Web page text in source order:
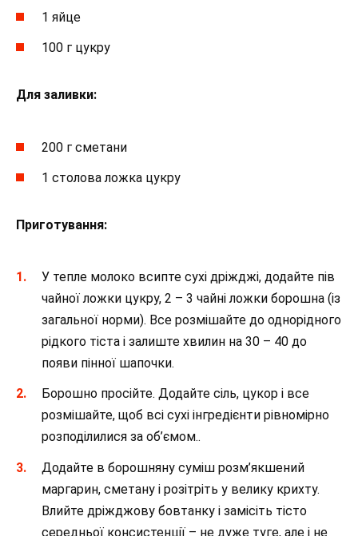
1 яйце
100 г цукру
Для заливки:
200 г сметани
1 столова ложка цукру
Приготування:
У тепле молоко всипте сухі дріжджі, додайте пів
чайної ложки цукру, 2 – 3 чайні ложки борошна (із
загальної норми). Все розмішайте до однорідного
рідкого тіста і залиште хвилин на 30 – 40 до
появи пінної шапочки.
Борошно просійте. Додайте сіль, цукор і все
розмішайте, щоб всі сухі інгредієнти рівномірно
розподілилися за об’ємом..
Додайте в борошняну суміш розм’якшений
маргарин, сметану і розітріть у велику крихту.
Влийте дріжджову бовтанку і замісіть тісто
середньої консистенції – не дуже туге, але і не